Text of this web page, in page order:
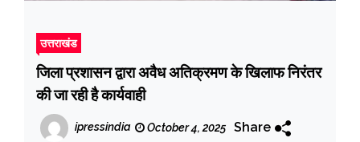
उत्तराखंड
जिला प्रशासन द्वारा अवैध अतिक्रमण के खिलाफ निरंतर
की जा रही है कार्यवाही
ipressindia October 4, 2025 Share